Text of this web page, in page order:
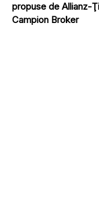
propuse de Allianz-
Campion Broker